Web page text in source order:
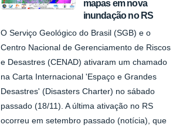
mapas em nova
inundação no RS
O Serviço Geológico do Brasil (SGB) e o
Centro Nacional de Gerenciamento de Riscos
e Desastres (CENAD) ativaram um chamado
na Carta Internacional 'Espaço e Grandes
Desastres' (Disasters Charter) no sábado
passado (18/11). A última ativação no RS
ocorreu em setembro passado (notícia), que